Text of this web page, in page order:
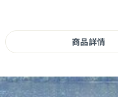
商品詳情